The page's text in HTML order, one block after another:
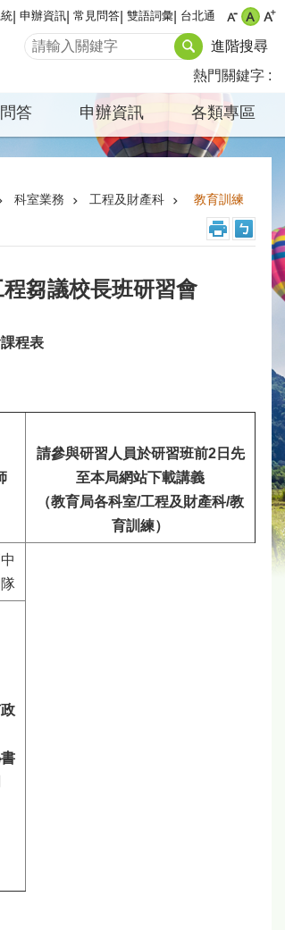
申辦資訊 常見問答 雙語詞彙 台北通
進階搜尋
熱門關鍵字
答 申辦資訊 各類專區
科室業務 工程及財產科 教育訓練
芻議校長班研習會
程表
請參與研習人員於研習班前2日先
至本局網站下載講義
（教育局各科室/工程及財產科/教
育訓練）